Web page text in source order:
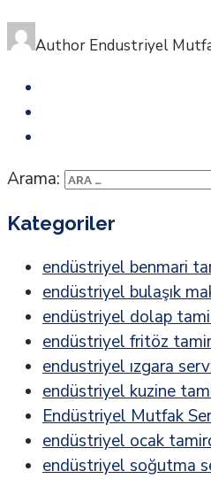
Author Endustriyel
Arama:
Kategoriler
endüstriyel benmari
endüstriyel bulaşık
endüstriyel dolap
endüstriyel fritöz
endustriyel ızgara
endüstriyel kuzine
Endüstriyel Mutfak
endüstriyel ocak
endüstriyel soğutma